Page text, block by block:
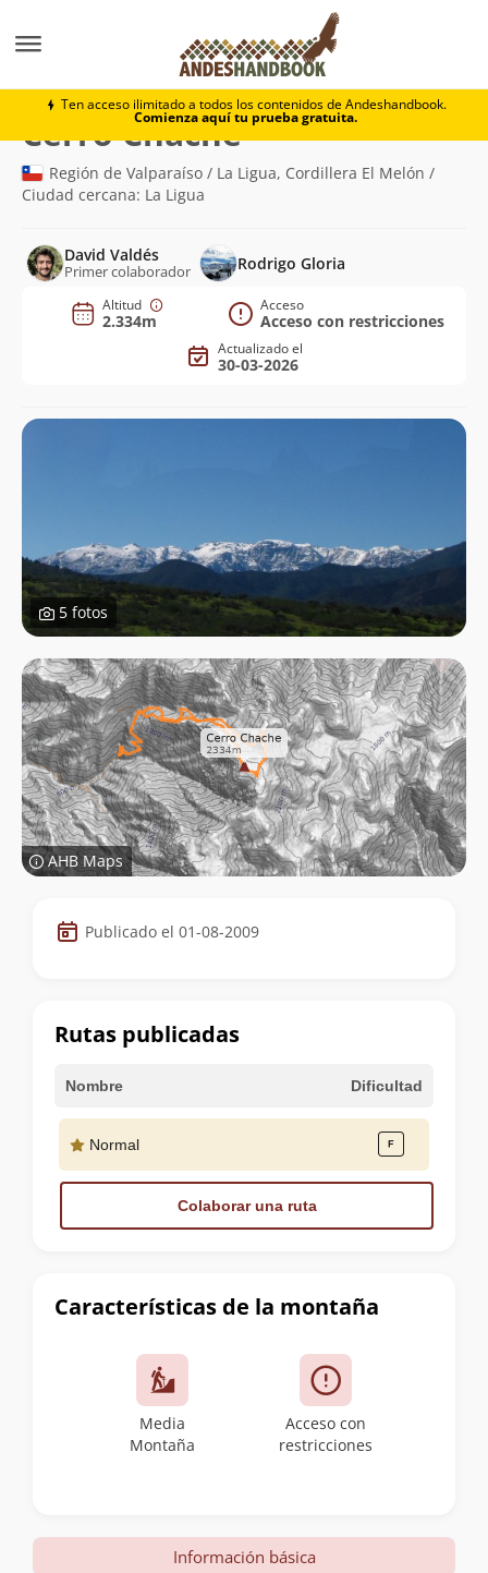
Ten acceso ilimitado a todos los contenidos de Andeshandbook.
Comienza aquí tu prueba gratuita.
Cerro Chache
Cerro Chache(2.334m)
Región de Valparaíso / La Ligua, Cordillera El Melón /
Ciudad cercana: La Ligua
David Valdés
Primer colaborador Rodrigo Gloria
Altitud
2.334m
Acceso
Acceso con restricciones
Actualizado el
30-03-2026
5 fotos
AHB Maps
Datos
de
cumbre
Publicado el 01-08-2009
Características de la montaña
Media
Montaña
Acceso con
restricciones
Rutas publicadas
Nombre Dificultad
Normal
Colaborar una ruta
Información básica